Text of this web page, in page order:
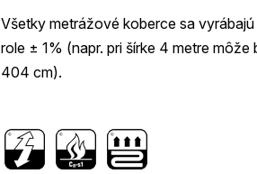
Všetky metrážové koberce sa
role ± 1% (napr. pri šírke 4 metre
404 cm).